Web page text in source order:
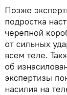
Позже
подростка
черепной
от сильных
всем теле.
об
экспертизы
насилия на